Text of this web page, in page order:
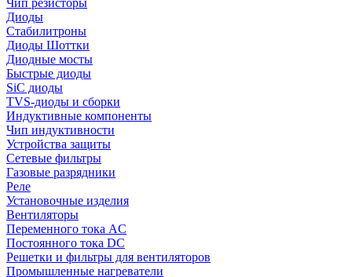
Чип резисторы
Диоды
Стабилитроны
Диоды Шоттки
Диодные мосты
Быстрые диоды
SiC диоды
TVS-диоды и сборки
Индуктивные компоненты
Чип индуктивности
Устройства защиты
Сетевые фильтры
Газовые разрядники
Реле
Установочные изделия
Вентиляторы
Переменного тока AC
Постоянного тока DC
Решетки и фильтры для вентиляторов
Промышленные нагреватели